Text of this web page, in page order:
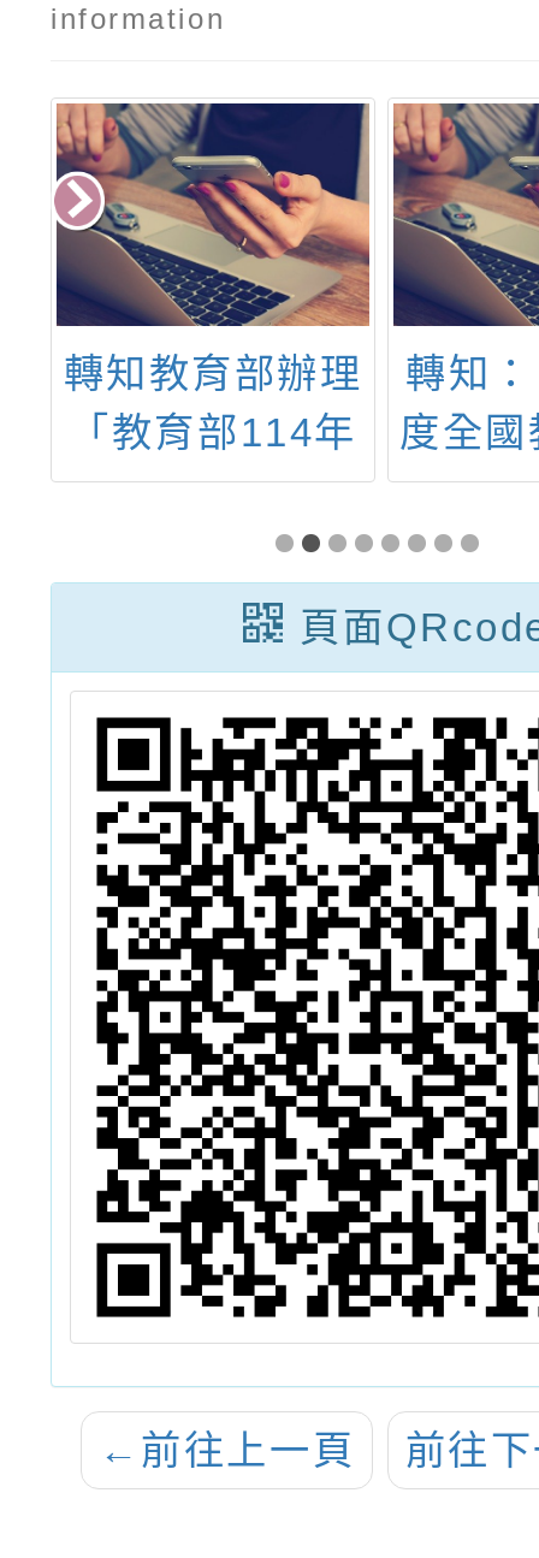
information
轉知教育部辦理
「教育部114年
性別平等教育日
策展」活動資
訊，請本校師生
踴躍參與
轉知
度全
關人員
頁面
← 前往上一頁 前往